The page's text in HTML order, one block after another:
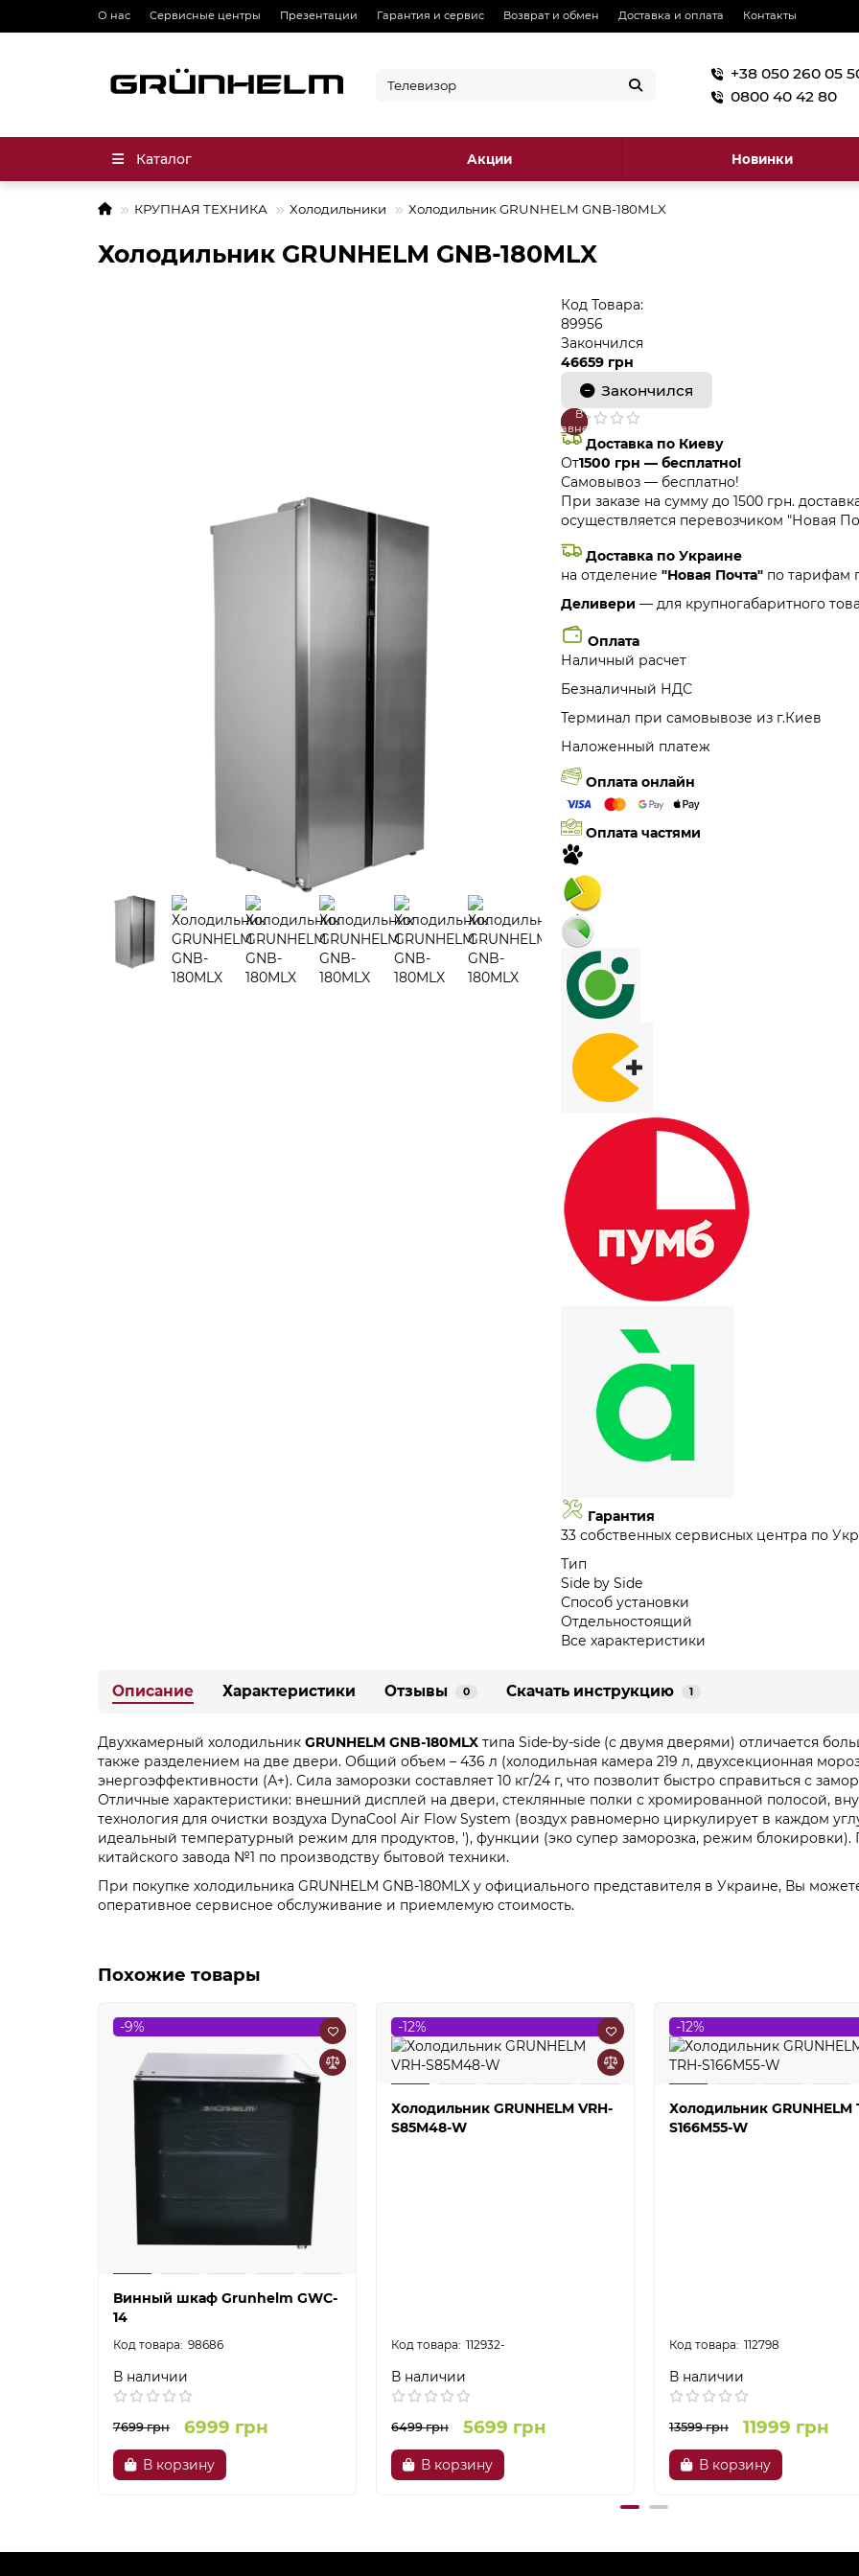
О нас Сервисные центры Презентации Гарантия и сервис Возврат и обмен Доставка и оплата Контакты
+38 050 260 05
0800 40 42 80
Каталог Акции Новинки
КРУПНАЯ ТЕХНИКА Холодильники Холодильник GRUNHELM GNB-180MLX
Холодильник GRUNHELM GNB-180MLX
Код Товара:
89956
Закончился
46659 грн
Закончился
В
закладки
В
сравнение
Доставка по Киеву
От1500 грн — бесплатно!
Самовывоз — бесплатно!
При заказе на сумму до 1500 грн.
осуществляется перевозчиком "Новая
Доставка по Украине
на отделение"Новая Почта" по тарифам
Деливери — для крупногабаритного
Оплата
Наличный расчет
Безналичный НДС
Терминал при самовывозе из г.Киев
Наложенный платеж
Оплата онлайн
Оплата частями
Гарантия
33 собственных сервисных центра по
Тип
Side by Side
Способ установки
Отдельностоящий
Все характеристики
Описание Характеристики Отзывы 0 Скачать инструкцию 1
Двухкамерный холодильник GRUNHELM GNB-180MLX типа Side-by-side (с двумя дверями) отличается
также разделением на две двери. Общий объем – 436 л (холодильная камера 219 л, двухсекционная
энергоэффективности (А+). Сила заморозки составляет 10 кг/24 г, что позволит быстро справиться с
Отличные характеристики: внешний дисплей на двери, стеклянные полки с хромированной полосой,
технология для очистки воздуха DynaCool Air Flow System (воздух равномерно циркулирует в каждом
идеальный температурный режим для продуктов, '), функции (эко супер заморозка, режим
китайского завода №1 по производству бытовой техники.
При покупке холодильника GRUNHELM GNB-180MLX у официального представителя в Украине, Вы
оперативное сервисное обслуживание и приемлемую стоимость.
Похожие товары
-9%
Винный шкаф Grunhelm GWC-
14
98686
В наличии
7699 грн 6999 грн
В корзину
-12%
Холодильник GRUNHELM VRH-
S85M48-W
112932-
В наличии
6499 грн 5699 грн
В корзину
-12%
Холодильник GRUNHELM
S166M55-W
112798
В наличии
13599 грн 11999 грн
В корзину